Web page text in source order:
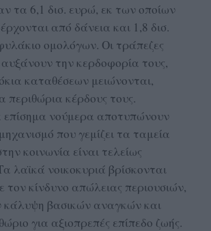
τα 6,1 δισ. ευρώ, εκ των οποίων
από δάνεια και 1,8 δισ.
ομολόγων. Οι τράπεζες
αυξάνουν την κερδοφορία τους,
καταθέσεων μειώνονται,
περιθώρια κέρδους τους.
επίσημα νούμερα αποτυπώνουν
που γεμίζει τα ταμεία
κοινωνία είναι τελείως
λαϊκά νοικοκυριά βρίσκονται
τον κίνδυνο απώλειας περιουσιών,
κάλυψη βασικών αναγκών και
για αξιοπρεπές επίπεδο ζωής.